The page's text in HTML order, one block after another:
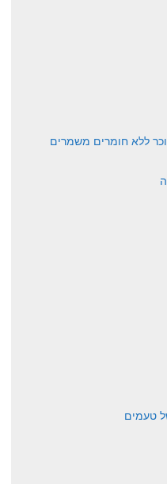
ללא חומרים משמרים
טעמים